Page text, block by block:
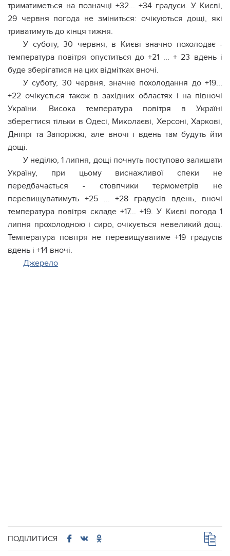
триматиметься на позначці +32... +34 градуси. У Києві,
29 червня погода не зміниться: очікуються дощі, які
триватимуть до кінця тижня.
У суботу, 30 червня, в Києві значно похолодає -
температура повітря опуститься до +21 ... + 23 вдень і
буде зберігатися на цих відмітках вночі.
У суботу, 30 червня, значне похолодання до +19...
+22 очікується також в західних областях і на півночі
України. Висока температура повітря в Україні
зберегтися тільки в Одесі, Миколаєві, Херсоні, Харкові,
Дніпрі та Запоріжжі, але вночі і вдень там будуть йти
дощі.
У неділю, 1 липня, дощі почнуть поступово залишати
Україну, при цьому виснажливої спеки не
передбачається - стовпчики термометрів не
перевищуватимуть +25 ... +28 градусів вдень, вночі
температура повітря складе +17... +19. У Києві погода 1
липня прохолодною і сиро, очікується невеликий дощ.
Температура повітря не перевищуватиме +19 градусів
вдень і +14 вночі.
Джерело
ПОДІЛИТИСЯ